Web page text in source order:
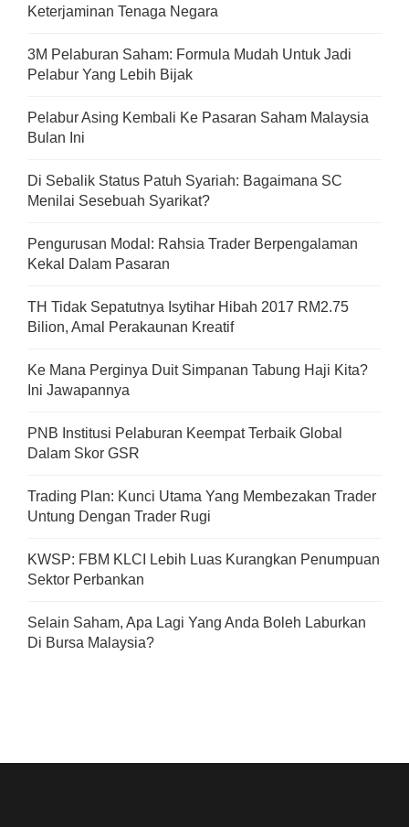
Keterjaminan Tenaga Negara
3M Pelaburan Saham: Formula Mudah Untuk Jadi
Pelabur Yang Lebih Bijak
Pelabur Asing Kembali Ke Pasaran Saham Malaysia
Bulan Ini
Di Sebalik Status Patuh Syariah: Bagaimana SC
Menilai Sesebuah Syarikat?
Pengurusan Modal: Rahsia Trader Berpengalaman
Kekal Dalam Pasaran
TH Tidak Sepatutnya Isytihar Hibah 2017 RM2.75
Bilion, Amal Perakaunan Kreatif
Ke Mana Perginya Duit Simpanan Tabung Haji Kita?
Ini Jawapannya
PNB Institusi Pelaburan Keempat Terbaik Global
Dalam Skor GSR
Trading Plan: Kunci Utama Yang Membezakan Trader
Untung Dengan Trader Rugi
KWSP: FBM KLCI Lebih Luas Kurangkan Penumpuan
Sektor Perbankan
Selain Saham, Apa Lagi Yang Anda Boleh Laburkan
Di Bursa Malaysia?